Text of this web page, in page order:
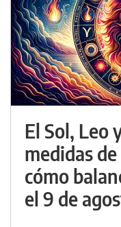
El Sol, Leo
medidas
cómo
el 9 de